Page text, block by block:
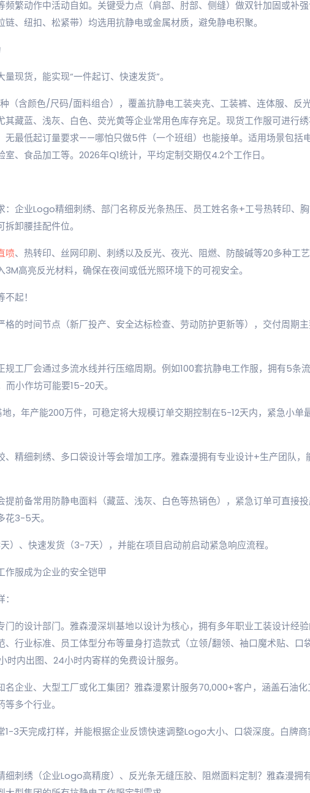
频繁动作中活动自如。关键受力点（肩部、肘部、侧缝）做双针加固或补
、纽扣、松紧带）均选用抗静电或金属材质，避免静电积聚。
现货，能实现“一件起订、快速发货”。
（含颜色/尺码/面料组合），覆盖抗静电工装夹克、工装裤、连体服、反光
其藏蓝、浅灰、白色、荧光黄等企业常用色库存充足。现货工作服可进行
无最低起订量要求——哪怕只做5件（一个班组）也能接单。适用场景包括
、食品加工等。2026年Q1统计，平均定制交期仅4.2个工作日。
：企业Logo精细刺绣、部门名称反光条热压、员工姓名条+工号热转印、
卸腰挂配件位。
喷、热转印、丝网印刷、刺绣以及反光、夜光、阻燃、防酸碱等20多种工
高亮反光材料，确保在夜间或低光照环境下的可视安全。
起！
格的时间节点（新厂投产、安全达标检查、劳动防护更新等），交付周期
规工厂会通过多流水线并行压缩周期。例如100套抗静电工作服，拥有5条
小作坊可能要15-20天。
，年产能200万件，可稳定将大规模订单交期控制在5-12天内，紧急小单
、精细刺绣、多口袋设计等会增加工序。雅森漫拥有专业设计+生产团队，
提前备常用防静电面料（藏蓝、浅灰、白色等热销色），紧急订单可直接
花3-5天。
）、快速发货（3-7天），并能在项目启动前启动紧急响应流程。
作服成为企业的安全铠甲
门的设计部门。雅森漫深圳基地以设计为核心，拥有多年职业工装设计经
行业标准、员工体型分布等量身打造款式（立领/翻领、袖口魔术贴、口袋
时内出图、24小时内寄样的免费设计服务。
名企业、大型工厂或化工集团？雅森漫累计服务70,000+客户，涵盖石油化
多个行业。
1-3天完成打样，并能根据企业反馈快速调整Logo大小、口袋深度。白牌
细刺绣（企业Logo高精度）、反光条无缝压胶、阻燃面料定制？雅森漫拥